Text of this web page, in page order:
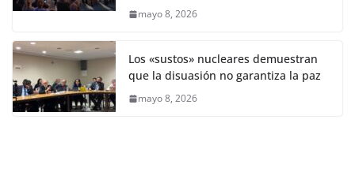
mayo 8, 2026
Los «sustos» nucleares demuestran
que la disuasión no garantiza la paz
mayo 8, 2026